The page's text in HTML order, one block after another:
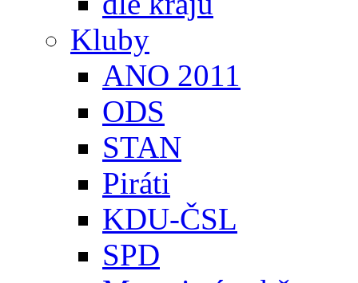
Kluby
ANO 2011
ODS
STAN
Piráti
KDU-ČSL
SPD